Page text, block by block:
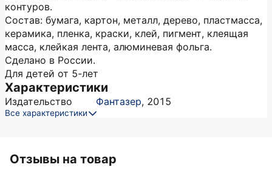
контуров.
Состав: бумага, картон, металл, дерево, пластмасса,
керамика, пленка, краски, клей, пигмент, клеящая
масса, клейкая лента, алюминевая фольга.
Сделано в России.
Для детей от 5-лет
Характеристики
Издательство Фантазер, 2015
Все характеристики
Отзывы на товар